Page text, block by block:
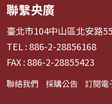
聯繫央廣
臺北市104中山區北安路
TEL : 886-2-28856168
FAX : 886-2-28855423
聯絡我們 採購公告 訂閱電